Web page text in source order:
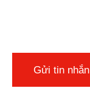
Gửi tin nhắn